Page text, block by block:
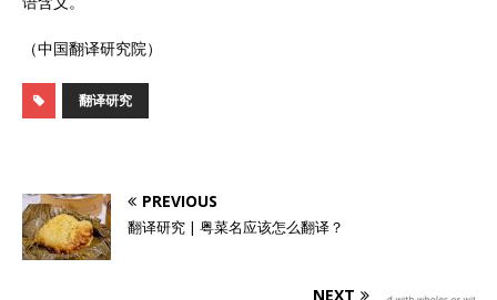
（中国翻译研究院）
翻译研究
PREVIOUS
翻译研究 | 粤菜名应该怎么翻译？
NEXT